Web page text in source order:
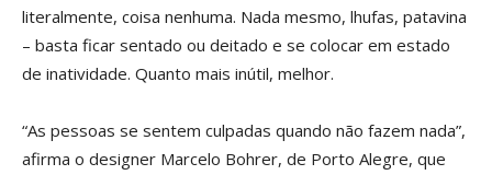
literalmente, coisa nenhuma. Nada mesmo, lhufas, patavina
– basta ficar sentado ou deitado e se colocar em estado
de inatividade. Quanto mais inútil, melhor.
“As pessoas se sentem culpadas quando não fazem nada”,
afirma o designer Marcelo Bohrer, de Porto Alegre, que